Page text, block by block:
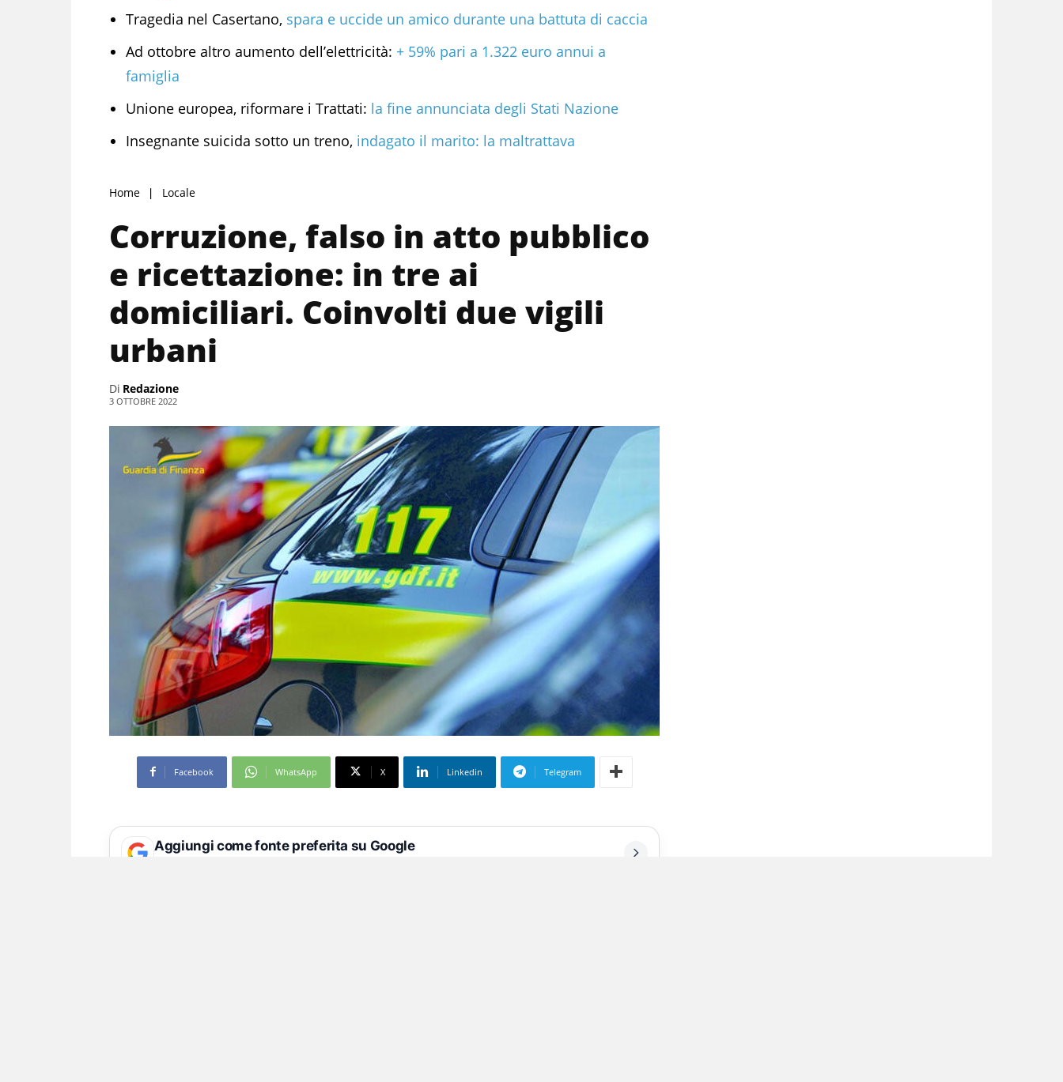
Tragedia nel Casertano, spara e uccide un amico durante una battuta di caccia
Ad ottobre altro aumento dell’elettricità: + 59% pari a 1.322 euro annui a
famiglia
Unione europea, riformare i Trattati: la fine annunciata degli Stati Nazione
Insegnante suicida sotto un treno, indagato il marito: la maltrattava
Home Locale
Corruzione, falso in atto pubblico
e ricettazione: in tre ai
domiciliari. Coinvolti due vigili
urbani
Di Redazione
3 OTTOBRE 2022
Facebook WhatsApp X Linkedin Telegram
Aggiungi come fonte preferita su Google